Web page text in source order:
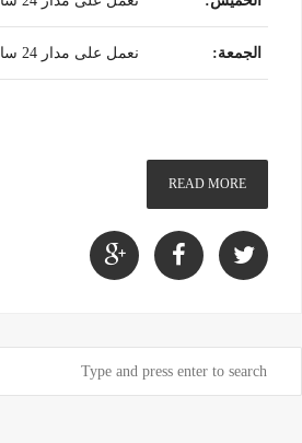
الجمعة: نعمل على مدار 24 ساعة
READ MORE